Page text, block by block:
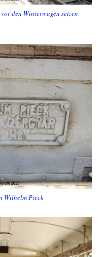
den Winterwagen setzen
Wilhelm Pieck